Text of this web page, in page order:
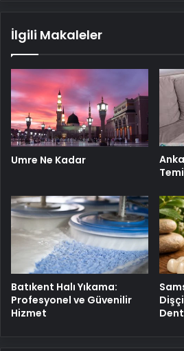
İlgili Makaleler
Umre Ne Kadar
Batıkent Halı Yıkama:
Profesyonel ve Güvenilir
Hizmet